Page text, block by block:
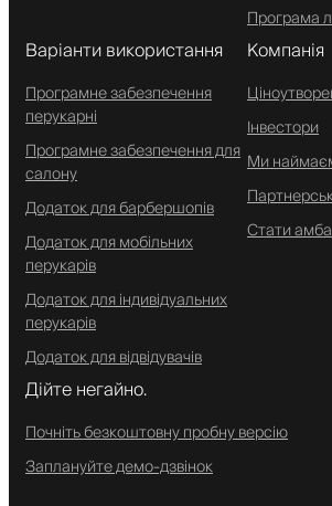
Програма
Варіанти використання
Програмне забезпечення
перукарні
Програмне забезпечення для
салону
Додаток для барбершопів
Додаток для мобільних
перукарів
Додаток для індивідуальних
перукарів
Додаток для відвідувачів
Компанія
Інвестори
Ми
Стати
Дійте негайно.
Почніть безкоштовну пробну версію
Заплануйте демо-дзвінок